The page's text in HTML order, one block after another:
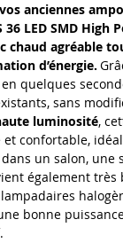
anciennes
36 LED SMD High
chaud agréable
d’énergie.
quelques
sans
luminosité,
confortable,
dans un salon, une
également très
lampadaires
bonne